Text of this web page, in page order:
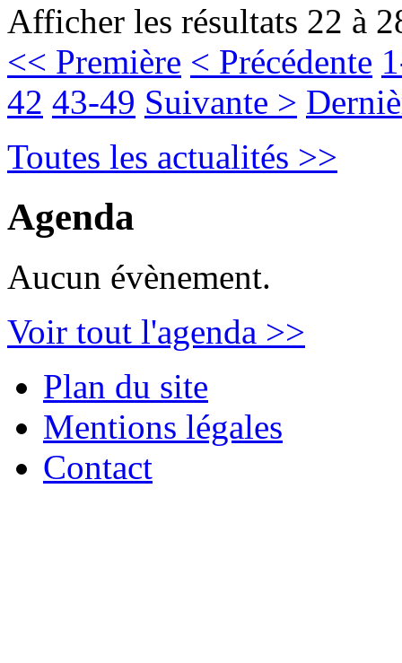
Afficher les résultats 22 à
<< Première < Précédente
42 43-49 Suivante >
Toutes les actualités >>
Agenda
Aucun évènement.
Voir tout l'agenda >>
Plan du site
Mentions légales
Contact